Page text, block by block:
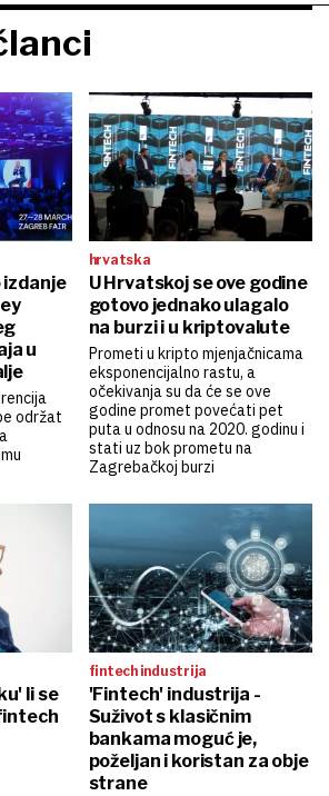
izdanje
u
održat
hrvatska
U Hrvatskoj se ove godine
gotovo jednako ulagalo
na burzi i u kriptovalute
Prometi u kripto mjenjačnicama
eksponencijalno rastu, a
očekivanja su da će se ove
godine promet povećati pet
puta u odnosu na 2020. godinu i
stati uz bok prometu na
Zagrebačkoj burzi
li se
fintech industrija
'Fintech' industrija -
Suživot s klasičnim
bankama moguć je,
poželjan i koristan za obje
strane